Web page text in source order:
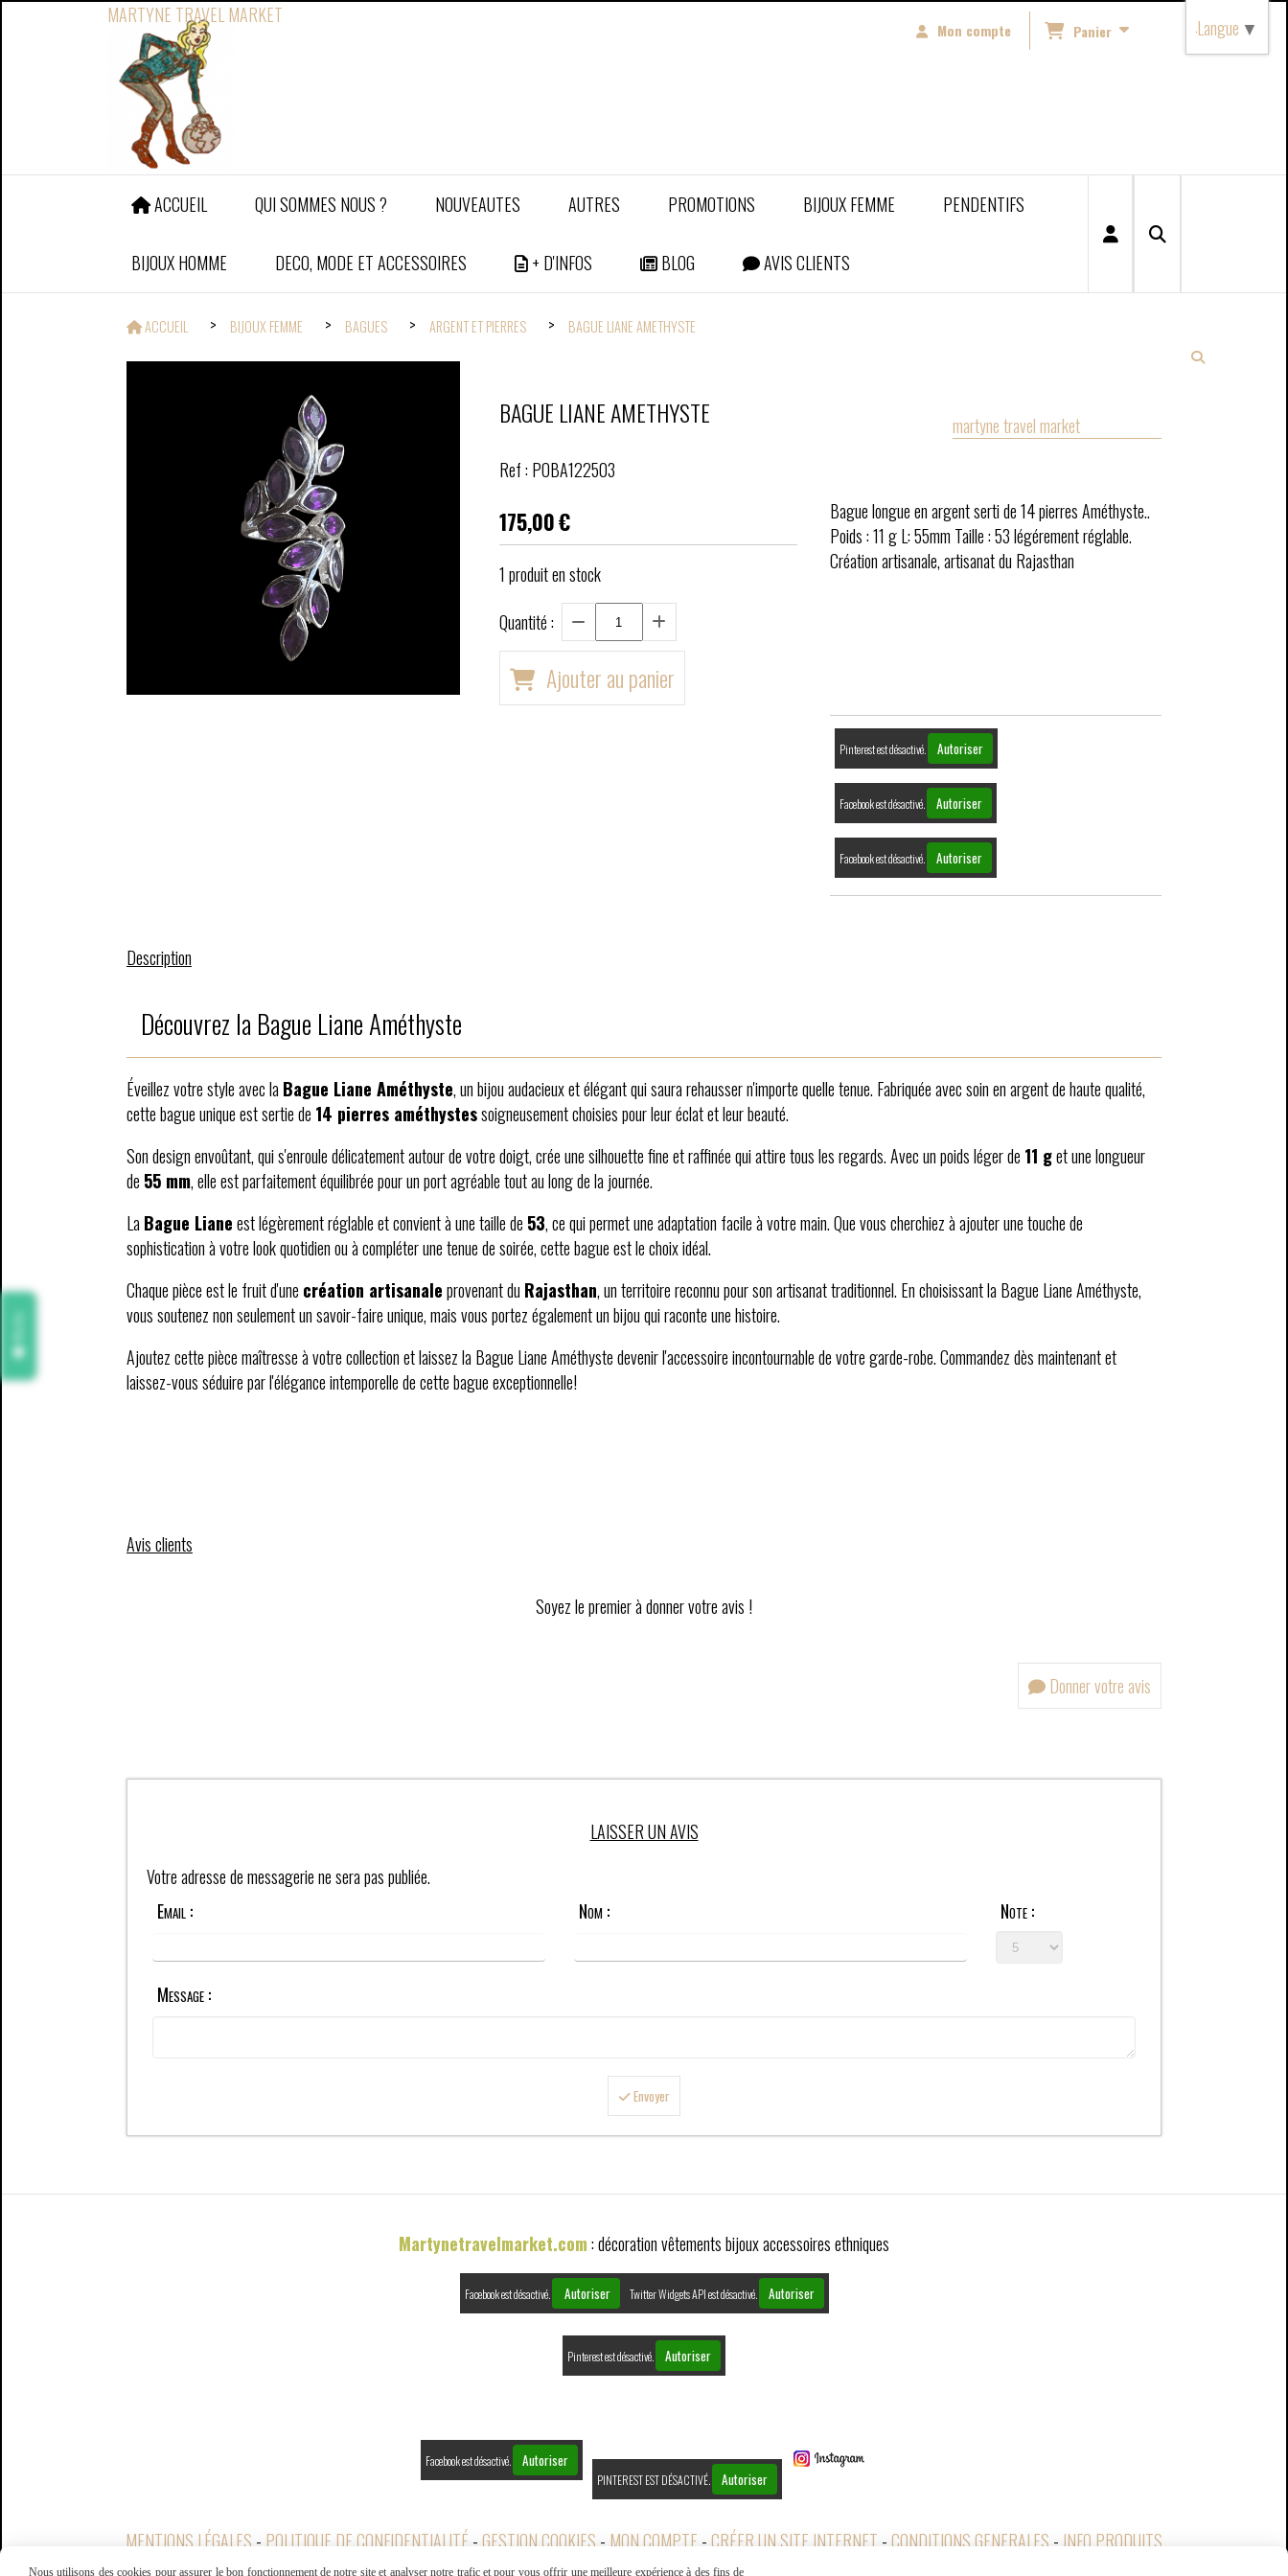
MARTYNE TRAVEL MARKET
Mon compte Panier
ACCUEIL QUI SOMMES NOUS ? NOUVEAUTES AUTRES PROMOTIONS BIJOUX FEMME PENDENTIFS
BIJOUX HOMME DECO, MODE ET ACCESSOIRES + D'INFOS BLOG AVIS CLIENTS
ACCUEIL BIJOUX FEMME BAGUES ARGENT ET PIERRES BAGUE LIANE AMETHYSTE
BAGUE LIANE AMETHYSTE
martyne travel market
Ref : POBA122503
175,00€
1 produit en stock
Quantité :
Ajouter au panier
Bague longue en argent serti de 14 pierres Améthyste..
Poids : 11 g L: 55mm Taille : 53 légérement réglable.
Création artisanale, artisanat du Rajasthan
Pinterest est désactivé. Autoriser
Facebook est désactivé. Autoriser
Facebook est désactivé. Autoriser
Description
Découvrez la Bague Liane Améthyste
Éveillez votre style avec la Bague Liane Améthyste, un bijou audacieux et élégant qui saura rehausser n'importe quelle tenue. Fabriquée avec soin en argent de haute qualité,
cette bague unique est sertie de 14 pierres améthystessoigneusement choisies pour leur éclat et leur beauté.
Son design envoûtant, qui s'enroule délicatement autour de votre doigt, crée une silhouette fine et raffinée qui attire tous les regards. Avec un poids léger de 11 get une longueur
de 55 mm, elle est parfaitement équilibrée pour un port agréable tout au long de la journée.
La Bague Lianeest légèrement réglable et convient à une taille de 53, ce qui permet une adaptation facile à votre main. Que vous cherchiez à ajouter une touche de
sophistication à votre look quotidien ou à compléter une tenue de soirée, cette bague est le choix idéal.
Chaque pièce est le fruit d'une création artisanaleprovenant du Rajasthan, un territoire reconnu pour son artisanat traditionnel. En choisissant la Bague Liane Améthyste,
vous soutenez non seulement un savoir-faire unique, mais vous portez également un bijou qui raconte une histoire.
Ajoutez cette pièce maîtresse à votre collection et laissez la Bague Liane Améthyste devenir l'accessoire incontournable de votre garde-robe. Commandez dès maintenant et
laissez-vous séduire par l'élégance intemporelle de cette bague exceptionnelle!
Avis clients
Soyez le premier à donner votre avis !
Donner votre avis
LAISSER UN AVIS
Votre adresse de messagerie ne sera pas publiée.
Email :
Nom : Note :
Message :
Envoyer
Martynetravelmarket.com: décoration vêtements bijoux accessoires ethniques
Facebook est désactivé. Autoriser Twitter Widgets API est désactivé. Autoriser
Pinterest est désactivé. Autoriser
Facebook est désactivé. Autoriser
PINTEREST EST DÉSACTIVÉ. Autoriser
MENTIONS LÉGALES POLITIQUE DE CONFIDENTIALITÉ GESTION COOKIES MON COMPTE CRÉER UN SITE INTERNET CONDITIONS GENERALES INFO PRODUITS
Langue ▼
Panneau de gestion des cookies
Nous utilisons des cookies pour assurer le bon fonctionnement de notre site et analyser notre trafic et pour vous offrir une meilleure expérience à des fins de